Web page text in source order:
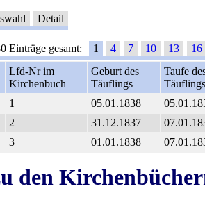
Detail
Einträge gesamt: 1 4 7 10 13
16
Lfd-Nr im
Kirchenbuch
Geburt des
Täuflings
Taufe
Täuflings
1 05.01.1838
2 31.12.1837
3 01.01.1838
den